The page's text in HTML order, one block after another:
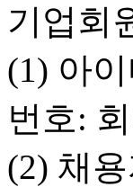
기업회
(1) 아
번호:
(2) 채